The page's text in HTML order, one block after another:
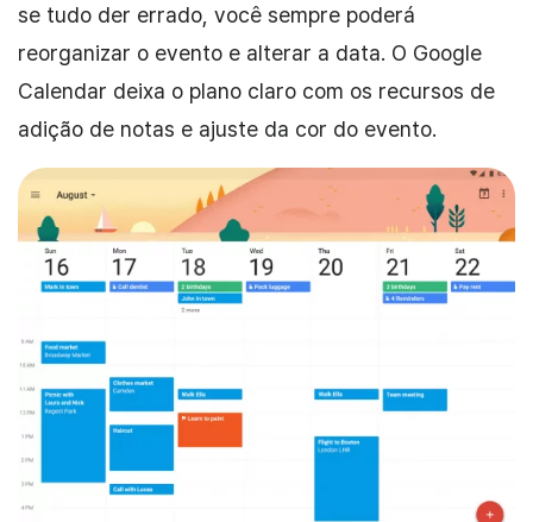
se tudo der errado, você sempre poderá
reorganizar o evento e alterar a data. O Google
Calendar deixa o plano claro com os recursos de
adição de notas e ajuste da cor do evento.